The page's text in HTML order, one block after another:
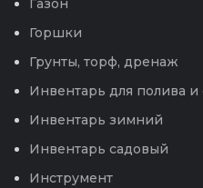
Газон
Горшки
Грунты, торф, дренаж
Инвентарь для полива
Инвентарь зимний
Инвентарь садовый
Инструмент